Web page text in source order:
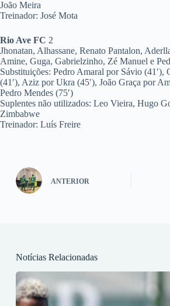
João Meira
Treinador: José Mota
Rio Ave FC 2
Jhonatan, Alhassane, Renato Pantalon,
Amine, Guga, Gabrielzinho, Zé Manuel e
Substituições: Pedro Amaral por Sávio (41′),
(41′), Aziz por Ukra (45′), João Graça por
Pedro Mendes (75′)
Suplentes não utilizados: Leo Vieira, Hugo
Zimbabwe
Treinador: Luís Freire
ANTERIOR
Notícias Relacionadas